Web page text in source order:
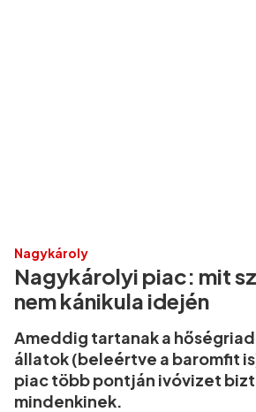
Nagykároly
Nagykárolyi piac: mit
nem kánikula idején
Ameddig tartanak a
állatok (beleértve a baromfit
piac több pontján ivóvizet
mindenkinek.